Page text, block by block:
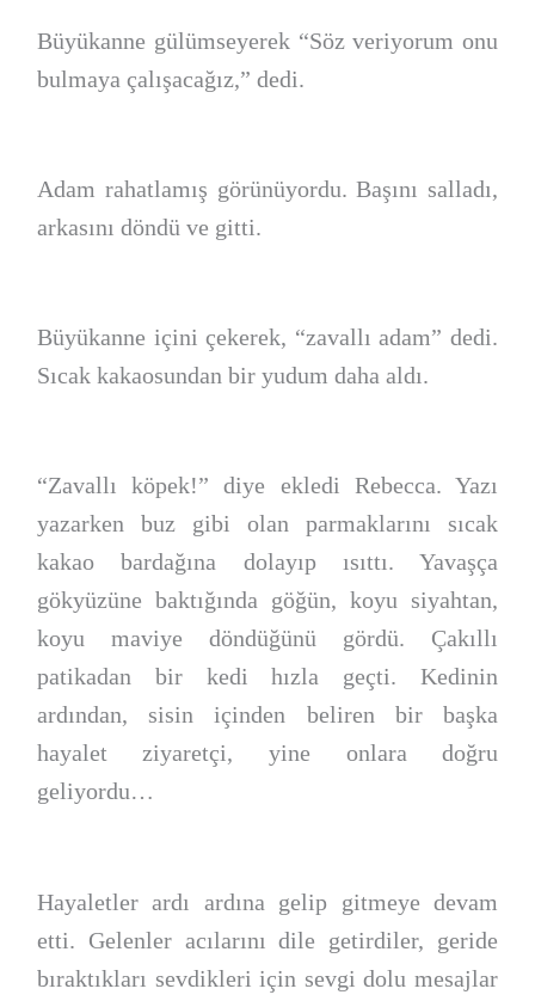
Büyükanne gülümseyerek “Söz veriyorum onu
bulmaya çalışacağız,” dedi.
Adam rahatlamış görünüyordu. Başını salladı,
arkasını döndü ve gitti.
Büyükanne içini çekerek, “zavallı adam” dedi.
Sıcak kakaosundan bir yudum daha aldı.
“Zavallı köpek!” diye ekledi Rebecca. Yazı
yazarken buz gibi olan parmaklarını sıcak
kakao bardağına dolayıp ısıttı. Yavaşça
gökyüzüne baktığında göğün, koyu siyahtan,
koyu maviye döndüğünü gördü. Çakıllı
patikadan bir kedi hızla geçti. Kedinin
ardından, sisin içinden beliren bir başka
hayalet ziyaretçi, yine onlara doğru
geliyordu…
Hayaletler ardı ardına gelip gitmeye devam
etti. Gelenler acılarını dile getirdiler, geride
bıraktıkları sevdikleri için sevgi dolu mesajlar